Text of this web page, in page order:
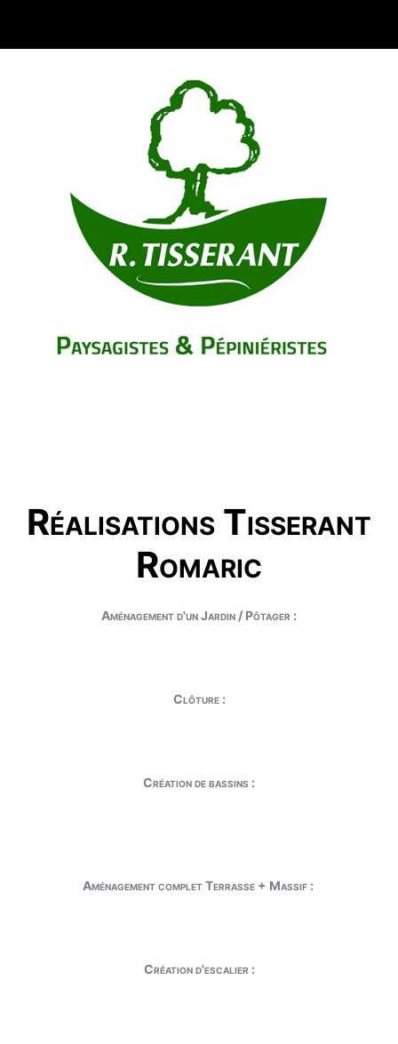
Réalisations Tisserant
Romaric
Aménagement d'un Jardin / Pôtager :
Clôture :
Création de bassins :
Aménagement complet Terrasse + Massif :
Création d'escalier :